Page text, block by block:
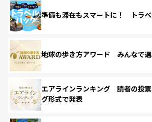
準備も滞在もスマートに！ トラ
地球の歩き方アワード みんなで選
エアラインランキング 読者の投
グ形式で発表